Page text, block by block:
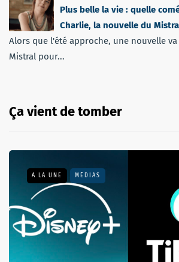
Plus belle la vie : quelle
Charlie, la nouvelle du
Alors que l'été approche, une nouvelle
Mistral pour...
Ça vient de tomber
A LA UNE MÉDIAS